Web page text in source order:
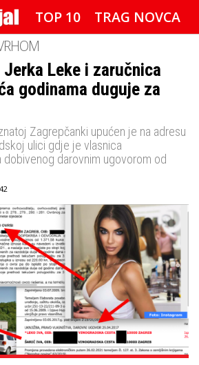
TOP 10
TRAG NOVCA
SPECIJAL
RADAR
FACE
Leke i zaručnica
godinama duguje za
Zagrepčanki upućen je na adresu
ulici gdje je vlasnica
darovnim ugovorom od